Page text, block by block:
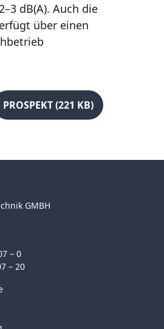
dB(A). Auch die
über einen
PROSPEKT (221 KB)
GMBH
– 0
– 20